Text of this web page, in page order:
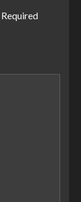
Required